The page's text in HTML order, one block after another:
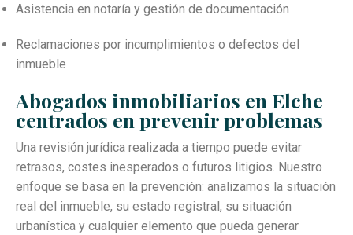
Asistencia en notaría y gestión de documentación
Reclamaciones por incumplimientos o defectos del
inmueble
Abogados inmobiliarios en Elche
centrados en prevenir problemas
Una revisión jurídica realizada a tiempo puede evitar
retrasos, costes inesperados o futuros litigios. Nuestro
enfoque se basa en la prevención: analizamos la situación
real del inmueble, su estado registral, su situación
urbanística y cualquier elemento que pueda generar